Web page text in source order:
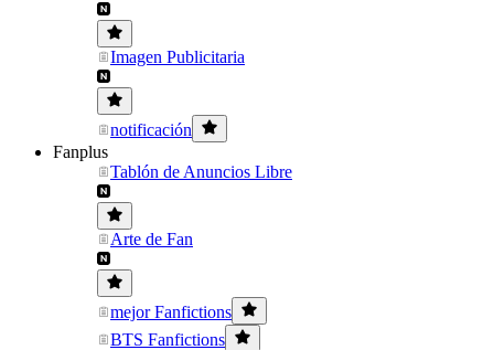
Imagen Publicitaria
notificación
Fanplus
Tablón de Anuncios Libre
Arte de Fan
mejor Fanfictions
BTS Fanfictions